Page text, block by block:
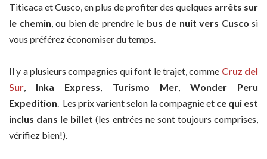
Titicaca et Cusco, en plus de profiter des quelques arrêts sur
le chemin , ou bien de prendre le bus de nuit vers Cusco si
vous préférez économiser du temps.
Il y a plusieurs compagnies qui font le trajet, comme Cruz del
Sur, Inka Express, Turismo Mer, Wonder Peru
Expedition. Les prix varient selon la compagnie et ce qui est
inclus dans le billet (les entrées ne sont toujours comprises,
vérifiez bien!).